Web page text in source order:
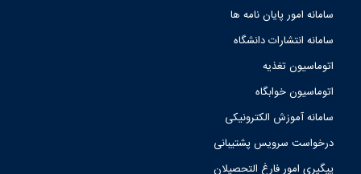
سامانه امور پایان نامه ها
سامانه انتشارات دانشگاه
اتوماسیون تغذیه
اتوماسیون خوابگاه
سامانه آموزش الکترونیکی
درخواست سرویس پشتیبانی
پیگیری امور فارغ التحصیلان